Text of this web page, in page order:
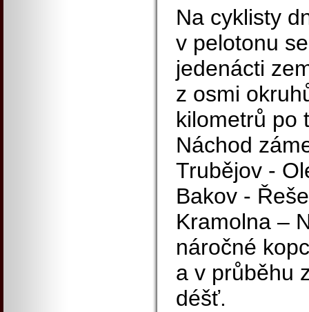
Na cyklisty
v pelotonu
jedenácti
z osmi
kilometrů po
Náchod
Trubějov -
Bakov -
Kramolna –
náročné
a v průběhu
déšť.